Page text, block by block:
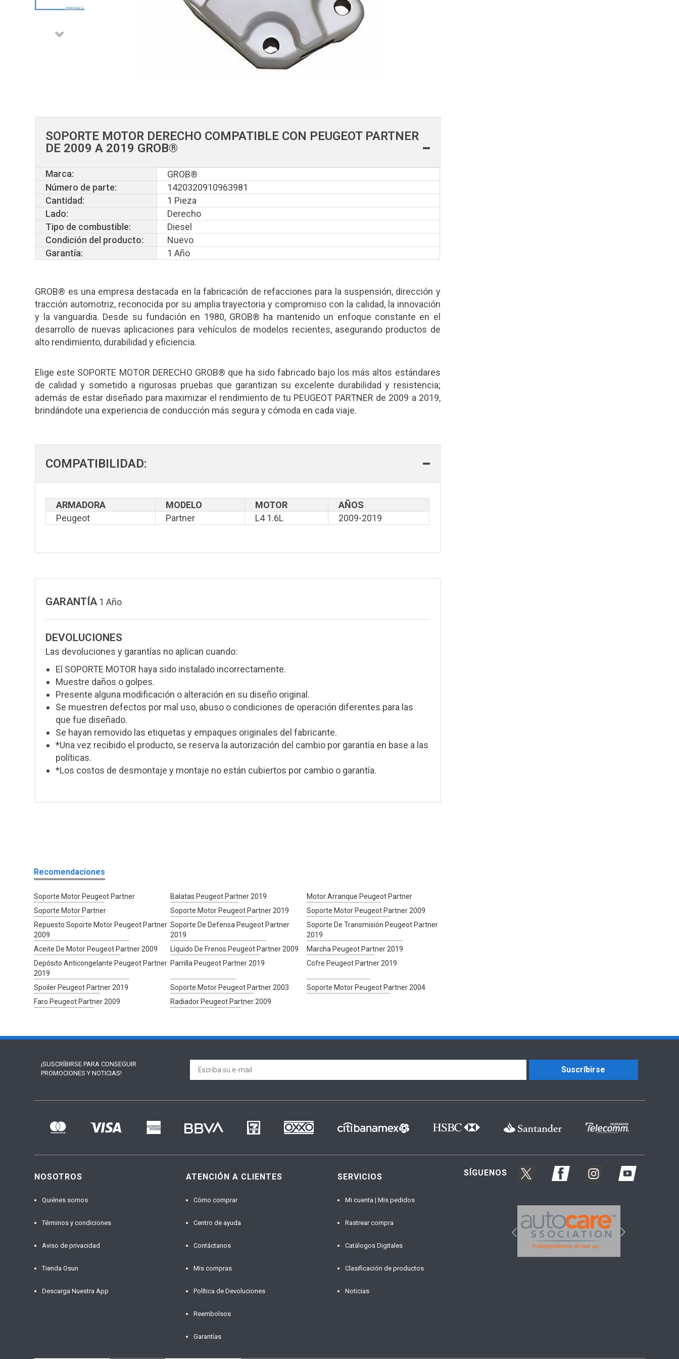
SOPORTE MOTOR DERECHO COMPATIBLE CON PEUGEOT PARTNER
DE 2009 A 2019 GROB®
Marca:
GROB®
Número de parte:
1420320910963981
Cantidad:
1 Pieza
Lado:
Derecho
Tipo de combustible:
Diesel
Condición del producto:
Nuevo
Garantía:
1 Año
GROB® es una empresa destacada en la fabricación de refacciones para la suspensión, dirección y
tracción automotriz, reconocida por su amplia trayectoria y compromiso con la calidad, la innovación
y la vanguardia. Desde su fundación en 1980, GROB® ha mantenido un enfoque constante en el
desarrollo de nuevas aplicaciones para vehículos de modelos recientes, asegurando productos de
alto rendimiento, durabilidad y eficiencia.
Elige este SOPORTE MOTOR DERECHO GROB® que ha sido fabricado bajo los más altos estándares
de calidad y sometido a rigurosas pruebas que garantizan su excelente durabilidad y resistencia;
además de estar diseñado para maximizar el rendimiento de tu PEUGEOT PARTNER de 2009 a 2019,
brindándote una experiencia de conducción más segura y cómoda en cada viaje.
COMPATIBILIDAD:
ARMADORA MODELO MOTOR
AÑOS
Peugeot
Partner L4 1.6L 2009-2019
GARANTÍA 1 Año
DEVOLUCIONES
Las devoluciones y garantías no aplican cuando:
El SOPORTE MOTOR haya sido instalado incorrectamente.
Muestre daños o golpes.
Presente alguna modificación o alteración en su diseño original.
Se muestren defectos por mal uso, abuso o condiciones de operación diferentes para las
que fue diseñado.
Se hayan removido las etiquetas y empaques originales del fabricante.
*Una vez recibido el producto, se reserva la autorización del cambio por garantía en base a las
políticas.
*Los costos de desmontaje y montaje no están cubiertos por cambio o garantía.
Recomendaciones
Soporte Motor Peugeot Partner Balatas Peugeot Partner 2019
Motor Arranque Peugeot Partner
Soporte Motor Partner
Soporte Motor Peugeot Partner 2019
Soporte Motor Peugeot Partner 2009
Repuesto Soporte Motor Peugeot Partner
2009
Soporte De Defensa Peugeot Partner
2019
Soporte De Transmisión Peugeot Partner
2019
Aceite De Motor Peugeot Partner 2009
Líquido De Frenos Peugeot Partner 2009
Marcha Peugeot Partner 2019
Depósito Anticongelante Peugeot Partner
2019
Parrilla Peugeot Partner 2019 Cofre Peugeot Partner 2019
Spoiler Peugeot Partner 2019 Soporte Motor Peugeot Partner 2003
Soporte Motor Peugeot Partner 2004
Faro Peugeot Partner 2009
Radiador Peugeot Partner 2009
¡SUSCRÍBIRSE PARA CONSEGUIR
PROMOCIONES Y NOTICIAS!
Suscríbirse
NOSOTROS
Quiénes somos
Términos y condiciones
Aviso de privacidad
Tienda Osun
Descarga Nuestra App
ATENCIÓN A CLIENTES
Cómo comprar
Centro de ayuda
Contáctanos
Mis compras
Política de Devoluciones
Reembolsos
Garantías
SERVICIOS
Mi cuenta | Mis pedidos
Rastrear compra
Catálogos Digitales
Clasificación de productos
Noticias
SÍGUENOS